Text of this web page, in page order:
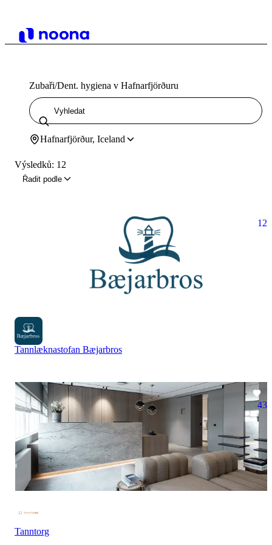
Zubaři/Dent. hygiena v Hafnarfjörðuru
Hafnarfjörður, Iceland
Výsledků: 12
Řadit podle
12
Tannlæknastofan Bæjarbros
43
Tanntorg